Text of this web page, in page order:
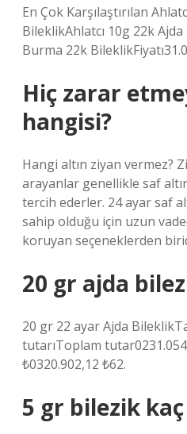
En Çok Karşılaştırılan
BileklikAhlatcı 10g 22k
Burma 22k
Hiç zarar
hangisi?
Hangi altın ziyan vermez?
arayanlar genellikle saf
tercih ederler. 24 ayar saf
sahip olduğu için uzun
koruyan seçeneklerden
20 gr ajda
20 gr 22 ayar Ajda
tutarıToplam
₺0320.902,12 ₺62.
5 gr bilezik kaç